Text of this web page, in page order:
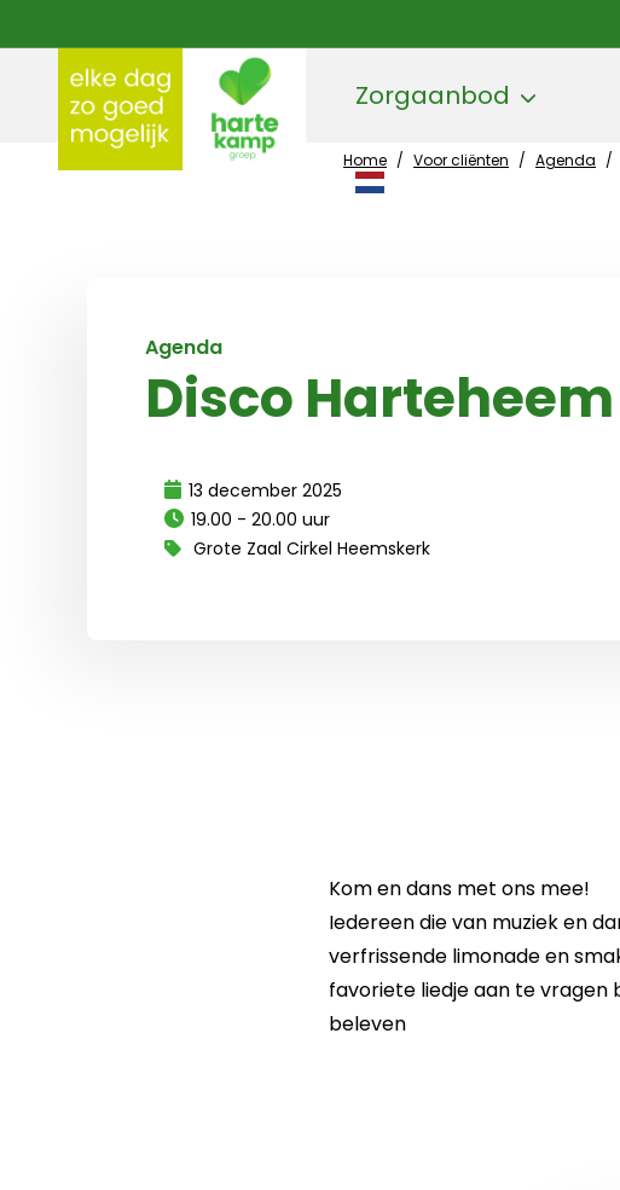
Zorgaanbod Open
Home / Voor cliënten / Agenda /
Disco Harteheem
Agenda
13 december 2025
19.00 - 20.00 uur
Grote Zaal Cirkel Heemskerk
Kom en dans met ons mee!
Iedereen die van muziek en
verfrissende limonade en
favoriete liedje aan te vragen
beleven